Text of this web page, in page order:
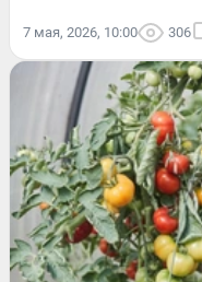
7 мая, 2026, 10:00 306